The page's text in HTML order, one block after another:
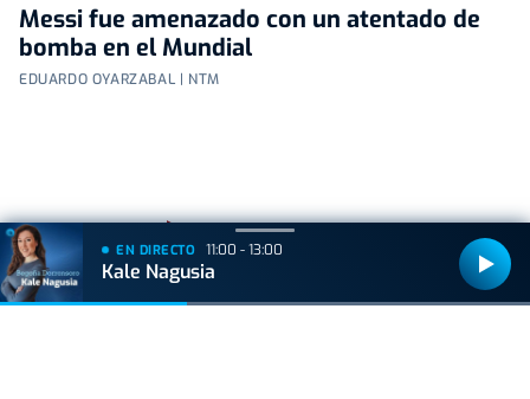
Messi fue amenazado con un atentado de
bomba en el Mundial
EDUARDO OYARZABAL | NTM
Lo+ leído
VIDA Y ESTILO
EN DIRECTO 11:00 - 13:00
Kale Nagusia